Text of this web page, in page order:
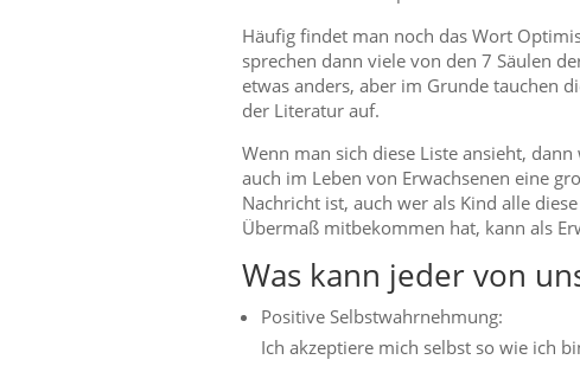
Häufig findet man noch das Wort
sprechen dann viele von den 7 Säulen
etwas anders, aber im Grunde tauchen
der Literatur auf.
Wenn man sich diese Liste ansieht,
auch im Leben von Erwachsenen eine
Nachricht ist, auch wer als Kind alle
Übermaß mitbekommen hat, kann als
Was kann jeder von
Positive Selbstwahrnehmung:
Ich akzeptiere mich selbst so wie ich